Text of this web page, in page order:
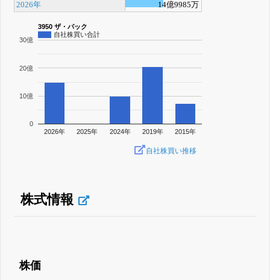
2026年
14億9985万
3950 ザ・パック
自社株買い合計
2026年 2025年 2024年 2019年 2015年
0
10億
20億
30億
自社株買い推移
株式情報
株価